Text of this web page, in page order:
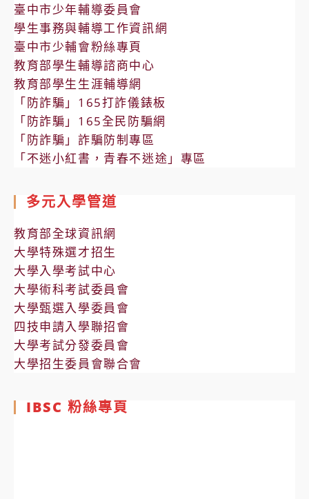
臺中市少年輔導委員會
學生事務與輔導工作資訊網
臺中市少輔會粉絲專頁
教育部學生輔導諮商中心
教育部學生生涯輔導網
「防詐騙」165打詐儀錶板
「防詐騙」165全民防騙網
「防詐騙」詐騙防制專區
「不迷小紅書，青春不迷途」專區
多元入學管道
教育部全球資訊網
大學特殊選才招生
大學入學考試中心
大學術科考試委員會
大學甄選入學委員會
四技申請入學聯招會
大學考試分發委員會
大學招生委員會聯合會
IBSC 粉絲專頁